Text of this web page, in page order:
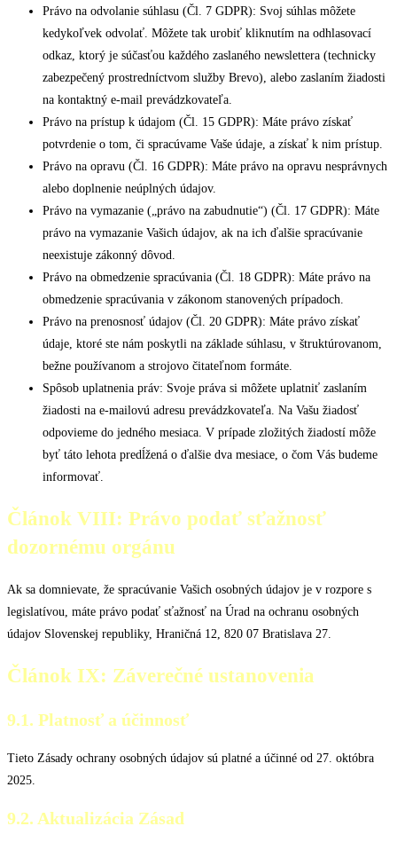
Právo na odvolanie súhlasu (Čl. 7 GDPR): Svoj súhlas môžete
kedykoľvek odvolať. Môžete tak urobiť kliknutím na odhlasovací
odkaz, ktorý je súčasťou každého zaslaného newslettera (technicky
zabezpečený prostredníctvom služby Brevo), alebo zaslaním žiadosti
na kontaktný e-mail prevádzkovateľa.
Právo na prístup k údajom (Čl. 15 GDPR): Máte právo získať
potvrdenie o tom, či spracúvame Vaše údaje, a získať k nim prístup.
Právo na opravu (Čl. 16 GDPR): Máte právo na opravu nesprávnych
alebo doplnenie neúplných údajov.
Právo na vymazanie („právo na zabudnutie“) (Čl. 17 GDPR): Máte
právo na vymazanie Vašich údajov, ak na ich ďalšie spracúvanie
neexistuje zákonný dôvod.
Právo na obmedzenie spracúvania (Čl. 18 GDPR): Máte právo na
obmedzenie spracúvania v zákonom stanovených prípadoch.
Právo na prenosnosť údajov (Čl. 20 GDPR): Máte právo získať
údaje, ktoré ste nám poskytli na základe súhlasu, v štruktúrovanom,
bežne používanom a strojovo čitateľnom formáte.
Spôsob uplatnenia práv: Svoje práva si môžete uplatniť zaslaním
žiadosti na e-mailovú adresu prevádzkovateľa. Na Vašu žiadosť
odpovieme do jedného mesiaca. V prípade zložitých žiadostí môže
byť táto lehota predĺžená o ďalšie dva mesiace, o čom Vás budeme
informovať.
Článok VIII: Právo podať sťažnosť
dozornému orgánu
Ak sa domnievate, že spracúvanie Vašich osobných údajov je v rozpore s
legislatívou, máte právo podať sťažnosť na Úrad na ochranu osobných
údajov Slovenskej republiky, Hraničná 12, 820 07 Bratislava 27.
Článok IX: Záverečné ustanovenia
9.1. Platnosť a účinnosť
Tieto Zásady ochrany osobných údajov sú platné a účinné od 27. októbra
2025.
9.2. Aktualizácia Zásad